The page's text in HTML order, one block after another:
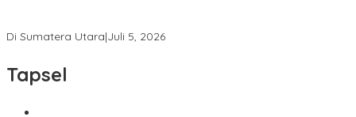
Di Sumatera Utara|Juli 5, 2026
Tapsel